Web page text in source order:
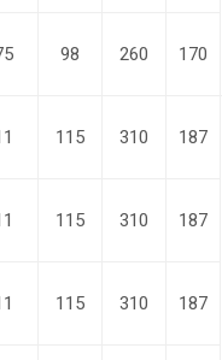
98 260 170
115 310 187
115 310 187
115 310 187